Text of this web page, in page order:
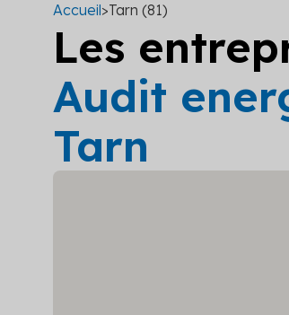
Accueil>Tarn (81)
Les
Audit
Tarn